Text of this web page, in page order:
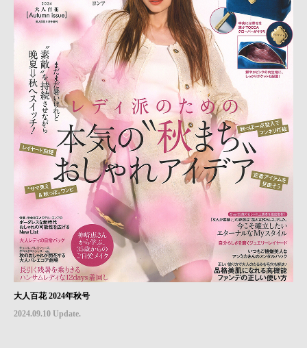
大人百花 2024年秋号
2024.09.10 Update.